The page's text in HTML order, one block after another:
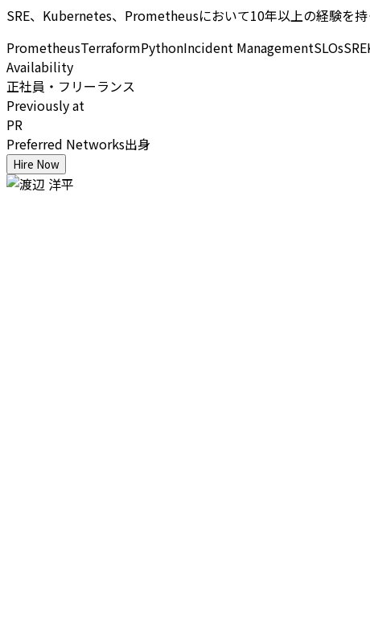
SRE、Kubernetes、Prometheusにおいて10年以上の経験を
PrometheusTerraformPythonIncident ManagementSLOsSRE
Availability
正社員・フリーランス
Previously at
PR
Preferred Networks出身
Hire Now